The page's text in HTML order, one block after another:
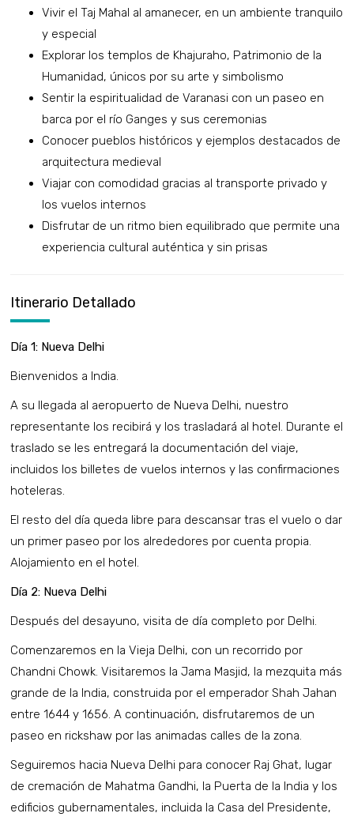
Vivir el Taj Mahal al amanecer, en un ambiente tranquilo
y especial
Explorar los templos de Khajuraho, Patrimonio de la
Humanidad, únicos por su arte y simbolismo
Sentir la espiritualidad de Varanasi con un paseo en
barca por el río Ganges y sus ceremonias
Conocer pueblos históricos y ejemplos destacados de
arquitectura medieval
Viajar con comodidad gracias al transporte privado y
los vuelos internos
Disfrutar de un ritmo bien equilibrado que permite una
experiencia cultural auténtica y sin prisas
Itinerario Detallado
Día 1: Nueva Delhi
Bienvenidos a India.
A su llegada al aeropuerto de Nueva Delhi, nuestro
representante los recibirá y los trasladará al hotel. Durante el
traslado se les entregará la documentación del viaje,
incluidos los billetes de vuelos internos y las confirmaciones
hoteleras.
El resto del día queda libre para descansar tras el vuelo o dar
un primer paseo por los alrededores por cuenta propia.
Alojamiento en el hotel.
Día 2: Nueva Delhi
Después del desayuno, visita de día completo por Delhi.
Comenzaremos en la Vieja Delhi, con un recorrido por
Chandni Chowk. Visitaremos la Jama Masjid, la mezquita más
grande de la India, construida por el emperador Shah Jahan
entre 1644 y 1656. A continuación, disfrutaremos de un
paseo en rickshaw por las animadas calles de la zona.
Seguiremos hacia Nueva Delhi para conocer Raj Ghat, lugar
de cremación de Mahatma Gandhi, la Puerta de la India y los
edificios gubernamentales, incluida la Casa del Presidente,